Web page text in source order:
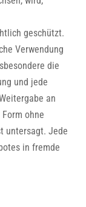
geschützt.
Verwendung
die
und jede
an
ohne
untersagt. Jede
in fremde